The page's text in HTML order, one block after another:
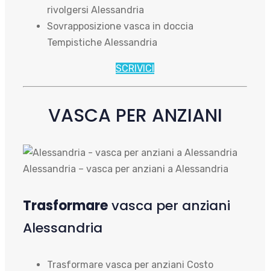
rivolgersi Alessandria
Sovrapposizione vasca in doccia
Tempistiche Alessandria
SCRIVICI
VASCA PER ANZIANI
Alessandria – vasca per anziani a Alessandria
Trasformarevasca per anziani
Alessandria
Trasformare vasca per anziani Costo